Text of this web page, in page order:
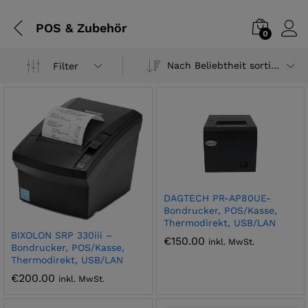
POS & Zubehör 0
Filter Nach Beliebtheit sortiert
BIXOLON SRP 330iii –
Bondrucker, POS/Kasse,
Thermodirekt, USB/LAN
€200.00 inkl. MwSt.
DAGTECH PR-AP80UE-
Bondrucker, POS/Kasse,
Thermodirekt, USB/LAN
€150.00 inkl. MwSt.